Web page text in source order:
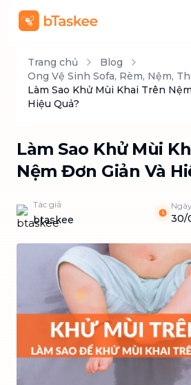
Trang chủ
Blog
Ong Vệ Sinh Sofa, Rèm, Nệm,
Làm Sao Khử Mùi Khai Trên
Hiệu Quả?
Làm Sao Khử Mùi
Nệm Đơn Giản Và
Tác giả
btaskee 30/